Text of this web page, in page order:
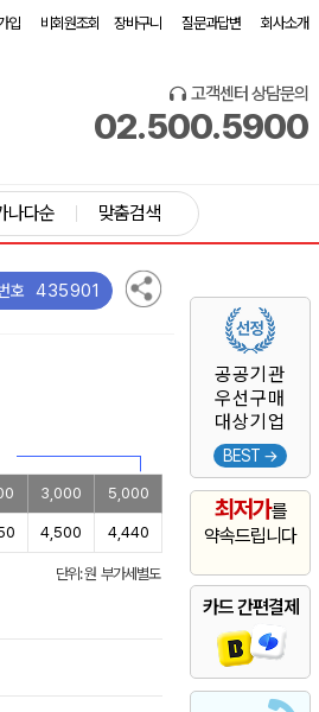
입 비회원조회 장바구니 질문과답변 회사소개
고객센터 상담문의
02.500.5900
공공기관
우선구매
대상기업
BEST →
최저가를
약속드립니다
카드 간편결제
나다순 맞춤검색
호 435901
3,000 5,000
4,500 4,440
단위: 원 부가세별도